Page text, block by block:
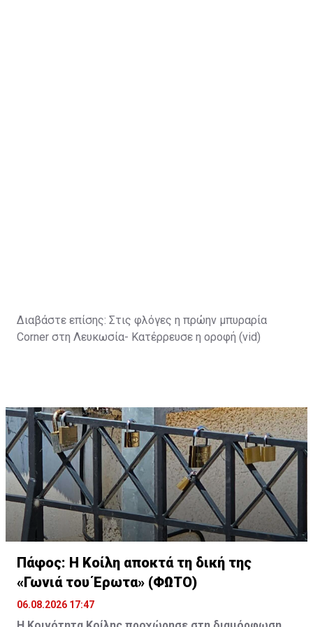
Διαβάστε επίσης: Στις φλόγες η πρώην μπυραρία
Corner στη Λευκωσία- Κατέρρευσε η οροφή (vid)
Πάφος: Η Κοίλη αποκτά τη δική της
«Γωνιά του Έρωτα» (ΦΩΤΟ)
06.08.2026 17:47